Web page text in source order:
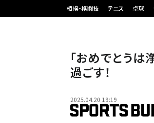
相撲・格闘技
テニス 卓球
「おめでとう
過ごす！
2025.04.20 19:19